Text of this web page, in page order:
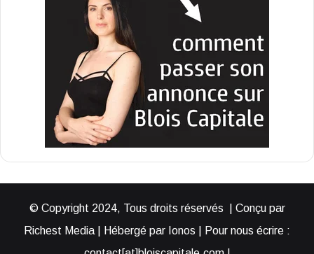
© Copyright 2024, Tous droits réservés | Conçu par
Richest Media | Hébergé par Ionos | Pour nous écrire :